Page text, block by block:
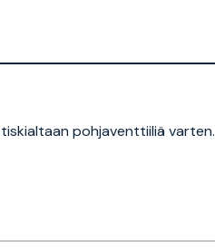
pohjaventtiiliä varten.